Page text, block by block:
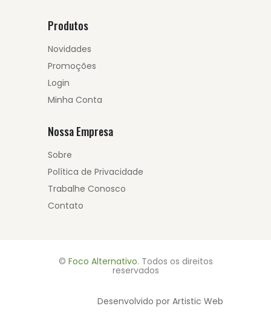
Produtos
Novidades
Promoções
Login
Minha Conta
Nossa Empresa
Sobre
Política de Privacidade
Trabalhe Conosco
Contato
© Foco Alternativo. Todos os direitos
reservados
Desenvolvido por Artistic Web